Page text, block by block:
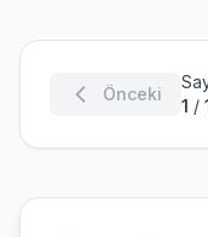
Önceki
1 /